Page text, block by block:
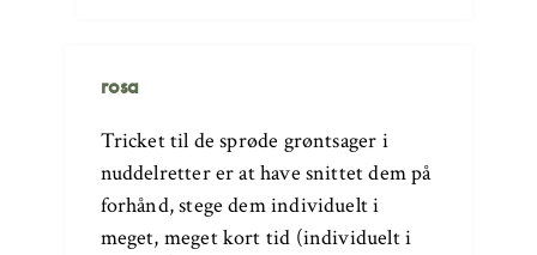
rosa
Tricket til de sprøde grøntsager i
nuddelretter er at have snittet dem på
forhånd, stege dem individuelt i
meget, meget kort tid (individuelt i